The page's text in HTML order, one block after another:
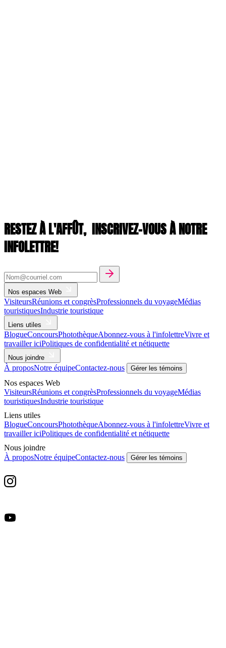
RESTEZ À L'AFFÛT, INSCRIVEZ-VOUS À NOTRE
INFOLETTRE!
Nos espaces Web
VisiteursRéunions et congrèsProfessionnels du voyageMédias
touristiquesIndustrie touristique
Liens utiles
BlogueConcoursPhotothèqueAbonnez-vous à l'infolettreVivre et
travailler iciPolitiques de confidentialité et nétiquette
Nous joindre
À proposNotre équipeContactez-nous Gérer les témoins
Nos espaces Web
VisiteursRéunions et congrèsProfessionnels du voyageMédias
touristiquesIndustrie touristique
Liens utiles
BlogueConcoursPhotothèqueAbonnez-vous à l'infolettreVivre et
travailler iciPolitiques de confidentialité et nétiquette
Nous joindre
À proposNotre équipeContactez-nous Gérer les témoins